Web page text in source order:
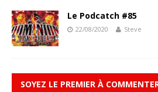
Le Podcatch #85
22/08/2020 Steve
SOYEZ LE PREMIER À